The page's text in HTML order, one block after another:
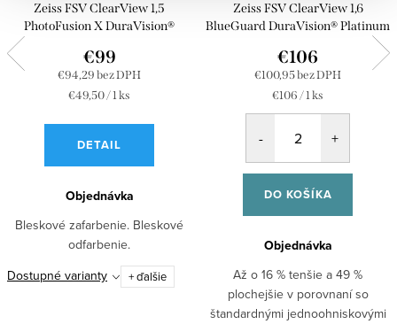
Zeiss FSV ClearView 1,5
PhotoFusion X DuraVision®
€94,29 bez DPH
€99
Jednotková
€49,50 / 1 ks
DETAIL
Objednávka
Bleskové zafarbenie. Bleskové
odfarbenie.
Dostupné varianty
+ ďalšie
Zeiss FSV ClearView 1,6
BlueGuard DuraVision® Platinum
€100,95 bez DPH
€106
Jednotková
cena:
€106 / 1 ks
DO KOŠÍKA
Objednávka
Až o 16 % tenšie a 49 %
plochejšie v porovnaní so
štandardnými jednoohniskovými